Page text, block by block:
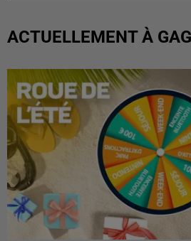
ACTUELLEMENT À